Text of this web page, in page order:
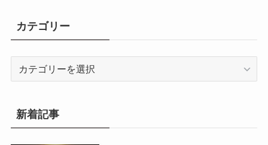
カテゴリー
リ
ー
新着記事